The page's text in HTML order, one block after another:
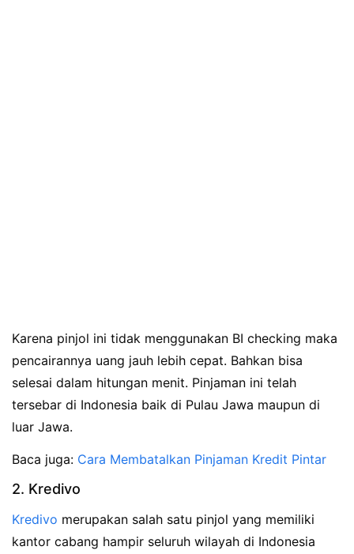
Karena pinjol ini tidak menggunakan BI checking maka
pencairannya uang jauh lebih cepat. Bahkan bisa
selesai dalam hitungan menit. Pinjaman ini telah
tersebar di Indonesia baik di Pulau Jawa maupun di
luar Jawa.
Baca juga: Cara Membatalkan Pinjaman Kredit Pintar
2. Kredivo
Kredivo merupakan salah satu pinjol yang memiliki
kantor cabang hampir seluruh wilayah di Indonesia